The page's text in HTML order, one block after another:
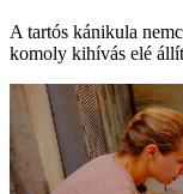
A tartós kánikula
komoly kihívás elé